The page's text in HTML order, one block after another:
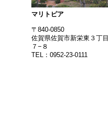
マリトピア
〒840-0850
佐賀県佐賀市新栄東３丁目
７−８
TEL：0952-23-0111